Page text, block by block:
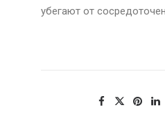
убегают от